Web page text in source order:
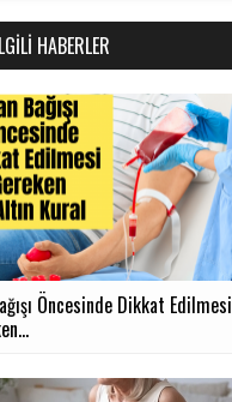
HABERLER
Öncesinde Dikkat Edilmesi